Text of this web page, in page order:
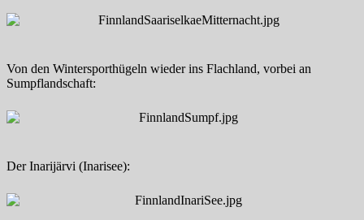
Von den Wintersporthügeln wieder ins Flachland, vorbei an
Sumpflandschaft:
Der Inarijärvi (Inarisee):